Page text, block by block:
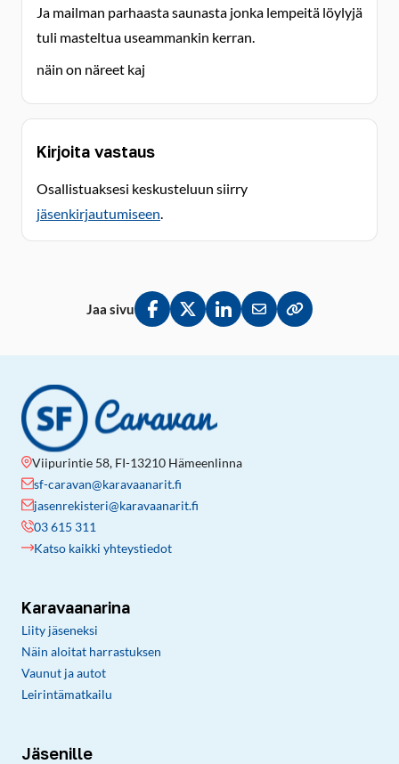
Ja mailman parhaasta saunasta jonka lempeitä löylyjä
tuli masteltua useammankin kerran.
näin on näreet kaj
Kirjoita vastaus
Osallistuaksesi keskusteluun siirry
jäsenkirjautumiseen.
Jaa sivu
Jaa Facebookissa
Jaa Twitterissä
Jaa LinkedInissä
Jaa sähköpostitse
Kopioi linkki
Viipurintie 58, FI-13210 Hämeenlinna
sf-caravan@karavaanarit.fi
jasenrekisteri@karavaanarit.fi
03 615 311
Katso kaikki yhteystiedot
Karavaanarina
Liity jäseneksi
Näin aloitat harrastuksen
Vaunut ja autot
Leirintämatkailu
Jäsenille